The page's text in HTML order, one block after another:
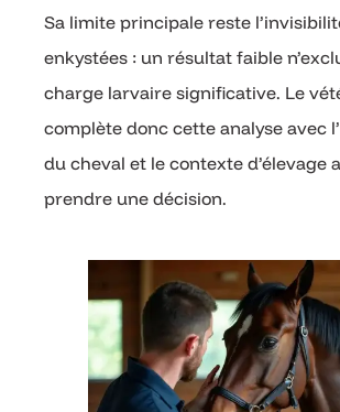
Sa limite principale reste
enkystées : un résultat faible
charge larvaire significative. Le
complète donc cette analyse avec
du cheval et le contexte d’élevage
prendre une décision.